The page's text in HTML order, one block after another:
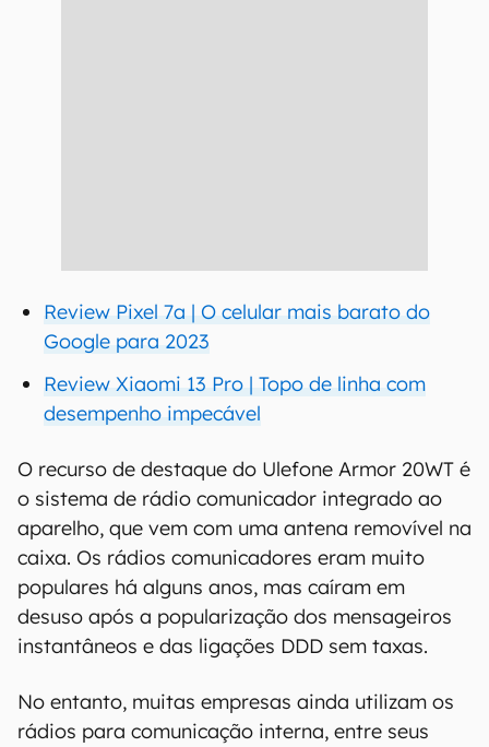
Review Pixel 7a | O celular mais barato do
Google para 2023
Review Xiaomi 13 Pro | Topo de linha com
desempenho impecável
O recurso de destaque do Ulefone Armor 20WT é
o sistema de rádio comunicador integrado ao
aparelho, que vem com uma antena removível na
caixa. Os rádios comunicadores eram muito
populares há alguns anos, mas caíram em
desuso após a popularização dos mensageiros
instantâneos e das ligações DDD sem taxas.
No entanto, muitas empresas ainda utilizam os
rádios para comunicação interna, entre seus